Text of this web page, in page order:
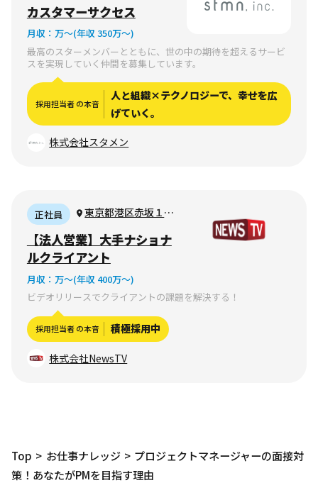
カスタマーサクセス
月収： 万〜(年収 350万〜)
最高のスターメンバーとともに、世の中の期待を超えるサービ
スを実現していく仲間を募集しています。
採用担当者 の本音
人と組織×テクノロジーで、幸せを広
げていく。
株式会社スタメン
正社員
東京都港区赤坂１丁
ク森ビル17階
【法人営業】大手ナショナ
ルクライアント
月収： 万〜(年収 400万〜)
ビデオリリースでクライアントの課題を解決する！
採用担当者 の本音 積極採用中
株式会社NewsTV
Top お仕事ナレッジ
プロジェクトマネージャーの面接対
策！あなたがPMを目指す理由